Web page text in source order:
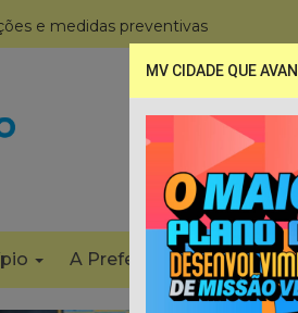
e medidas preventivas
A Prefeitura
MV CIDADE QUE